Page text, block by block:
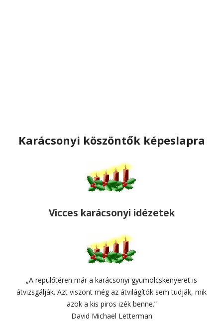
Karácsonyi köszöntők képeslapra
Vicces karácsonyi idézetek
„A repülőtéren már a karácsonyi gyümölcskenyeret is
átvizsgálják. Azt viszont még az átvilágítók sem tudják, mik
azok a kis piros izék benne.”
David Michael Letterman